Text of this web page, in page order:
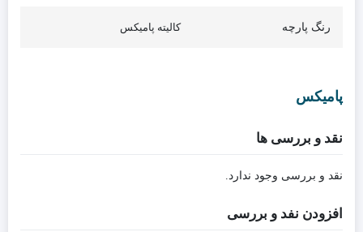
رنگ پارچه کالیته پامیکس
پامیکس
نقد و بررسی ها
نقد و بررسی وجود ندارد.
افزودن نفد و بررسی